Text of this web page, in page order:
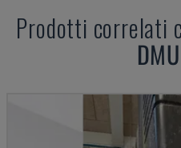
Prodotti correlati